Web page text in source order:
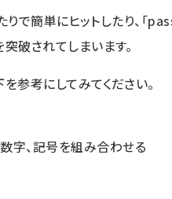
りで簡単にヒットしたり、「
破されてしまいます。
参考にしてみてください。
字、記号を組み合わせる